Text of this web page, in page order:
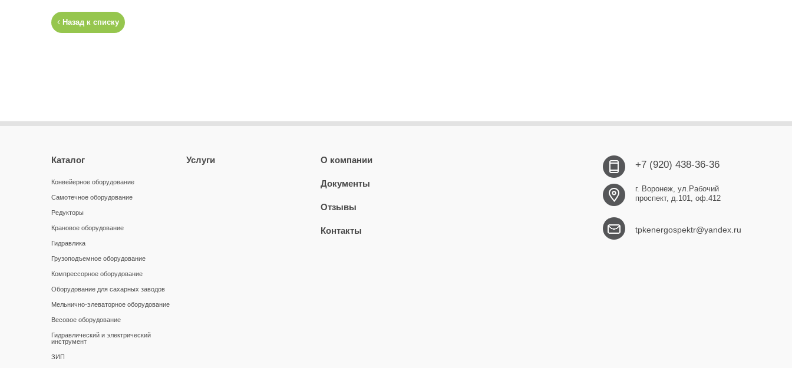
Назад к списку
Каталог
Конвейерное оборудование
Самотечное оборудование
Редукторы
Крановое оборудование
Гидравлика
Грузоподъемное оборудование
Компрессорное оборудование
Оборудование для сахарных заводов
Мельнично-элеваторное оборудование
Весовое оборудование
Гидравлический и электрический
инструмент
ЗИП
Услуги О компании
Документы
Отзывы
Контакты
+7 (920) 438-36-36
г. Воронеж, ул.Рабочий
проспект, д.101, оф.412
tpkenergospektr@yandex.ru